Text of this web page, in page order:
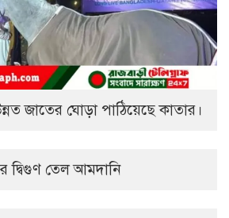
জাতের ঘোড়া পাঠিয়েছে কাতার।
দ্বিগুণ তেল আমদানি